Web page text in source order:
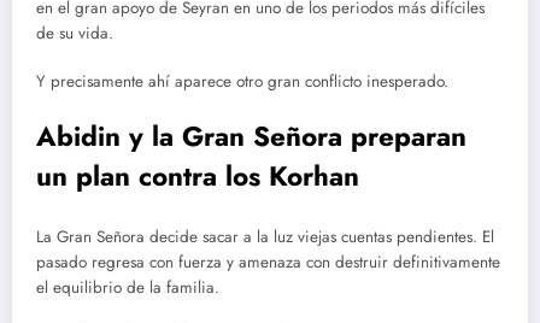
en el gran apoyo de Seyran en uno de los periodos más difíciles
de su vida.
Y precisamente ahí aparece otro gran conflicto inesperado.
Abidin y la Gran Señora preparan
un plan contra los Korhan
La Gran Señora decide sacar a la luz viejas cuentas pendientes. El
pasado regresa con fuerza y amenaza con destruir definitivamente
el equilibrio de la familia.